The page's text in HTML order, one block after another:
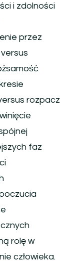
i zdolności
przez
rozpacz
faz
rolę w
człowieka.